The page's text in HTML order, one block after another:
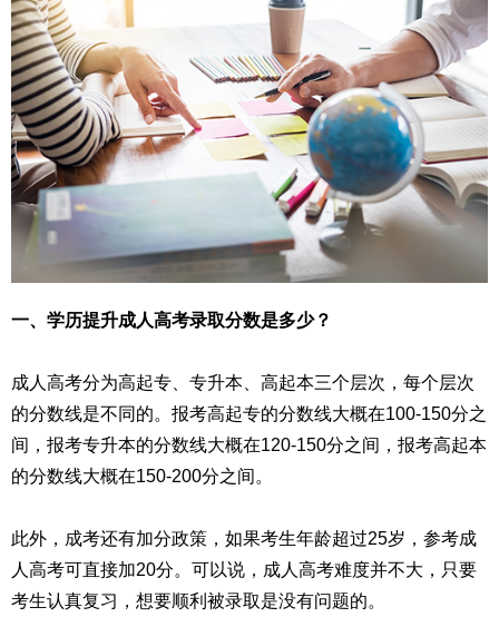
一、学历提升成人高考录取分数是多少？
成人高考分为高起专、专升本、高起本三个层次，每个层次
的分数线是不同的。报考高起专的分数线大概在100-150分之
间，报考专升本的分数线大概在120-150分之间，报考高起本
的分数线大概在150-200分之间。
此外，成考还有加分政策，如果考生年龄超过25岁，参考成
人高考可直接加20分。可以说，成人高考难度并不大，只要
考生认真复习，想要顺利被录取是没有问题的。